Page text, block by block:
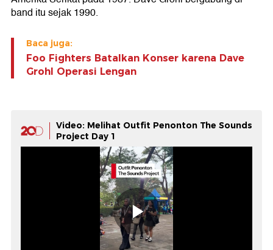
band itu sejak 1990.
Baca juga:
Foo Fighters Batalkan Konser karena Dave
Grohl Operasi Lengan
Video: Melihat Outfit Penonton The Sounds
Project Day 1